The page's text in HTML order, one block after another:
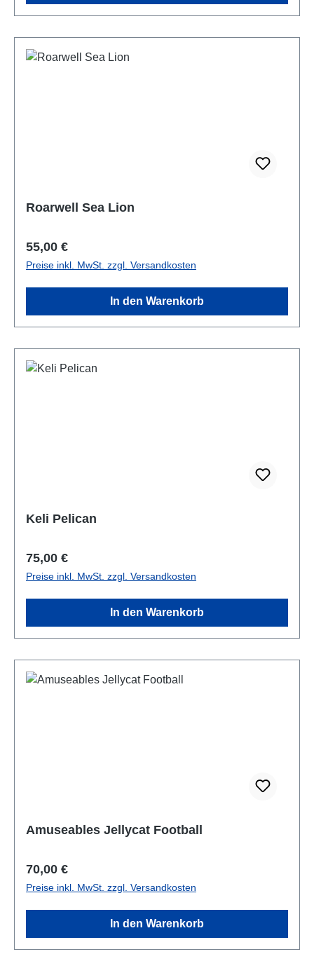
Roarwell Sea Lion
Regulärer Preis:
55,00 €
Preise inkl. MwSt. zzgl. Versandkosten
In den Warenkorb
Keli Pelican
Regulärer Preis:
75,00 €
Preise inkl. MwSt. zzgl. Versandkosten
In den Warenkorb
Amuseables Jellycat Football
Regulärer Preis:
70,00 €
Preise inkl. MwSt. zzgl. Versandkosten
In den Warenkorb